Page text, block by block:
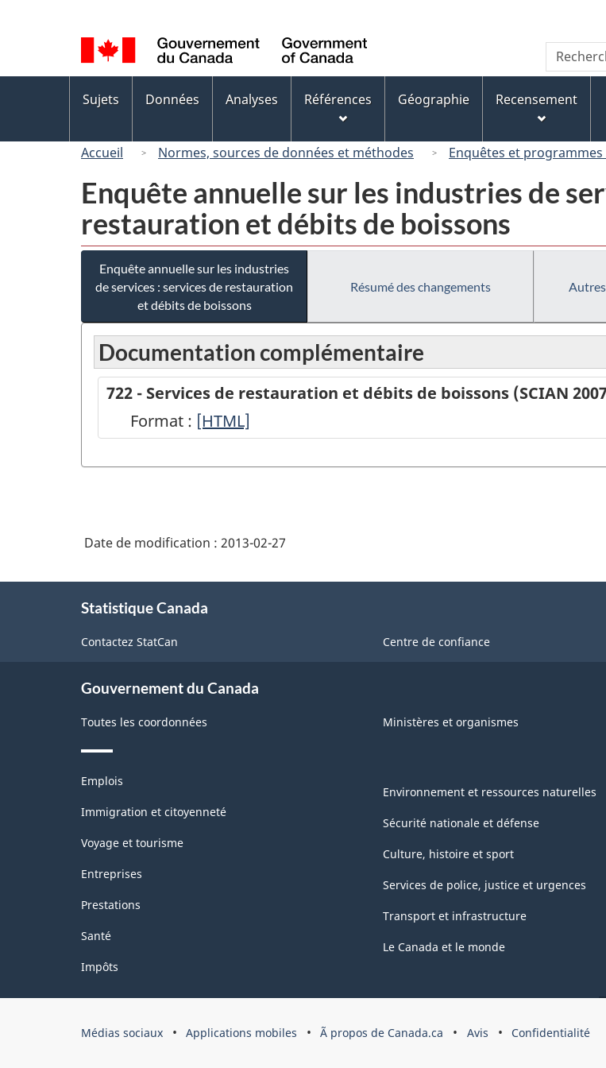
au
contenu
principal
« À
propos
de
ce
version
HTML
simplifiée
de
la
langue
Canada
dans
Canada
des
Sujets Données Analyses Références Géographie Recensement
Accueil Normes, sources de données et méthodes Enquêtes et
Enquête annuelle sur les industries de
restauration et débits de boissons
Enquête annuelle sur les industries
de services : services de restauration
et débits de boissons
Résumé des changements
Documentation complémentaire
722 - Services de restauration et débits de boissons (SCIAN
Format : 722
Services
et
débits
de
2007)
[HTML]
Date de modification : 2013-02-27
Statistique Canada
Contactez StatCan Centre de confiance
Gouvernement du Canada
Toutes les coordonnées Ministères et organismes
Thèmes
sujets
Emplois
Immigration et citoyenneté
Voyage et tourisme
Entreprises
Prestations
Santé
Impôts
Environnement et ressources naturelles
Sécurité nationale et défense
Culture, histoire et sport
Services de police, justice et urgences
Transport et infrastructure
Le Canada et le monde
Organisation
Médias sociaux Applications mobiles Ã propos de Canada.ca Avis Confidentialité